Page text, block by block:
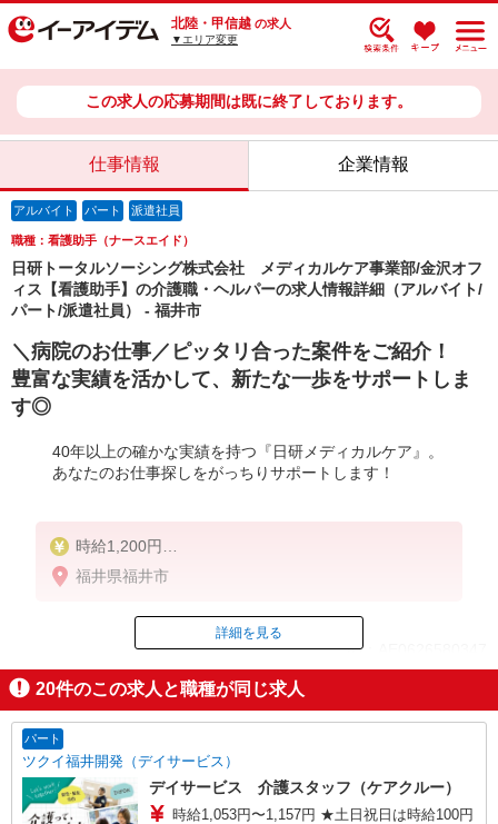
北陸・甲信越 の求人
▼エリア変更
この求人の応募期間は既に終了しております。
仕事情報 企業情報
アルバイト パート 派遣社員
職種：看護助手（ナースエイド）
日研トータルソーシング株式会社 メディカルケア事業部/金沢オフ
ィス【看護助手】の介護職・ヘルパーの求人情報詳細（アルバイト/
パート/派遣社員） - 福井市
＼病院のお仕事／ピッタリ合った案件をご紹介！
豊富な実績を活かして、新たな一歩をサポートしま
す◎
40年以上の確かな実績を持つ『日研メディカルケア』。
あなたのお仕事探しをがっちりサポートします！
時給1,200円
★週払いOK（規定あり）
福井県福井市
ID：AE0626580347
掲載期間終了
詳細を見る
20件のこの求人と職種が同じ求人
パート
ツクイ福井開発（デイサービス）
デイサービス 介護スタッフ（ケアクルー）
時給1,053円〜1,157円 ★土日祝日は時給100円